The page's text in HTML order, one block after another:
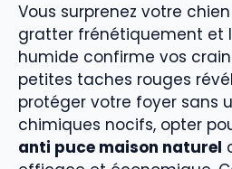
Vous surprenez votre
gratter frénétiquement et
humide confirme vos
petites taches rouges
protéger votre foyer sans
chimiques nocifs, opter
anti puce maison naturel